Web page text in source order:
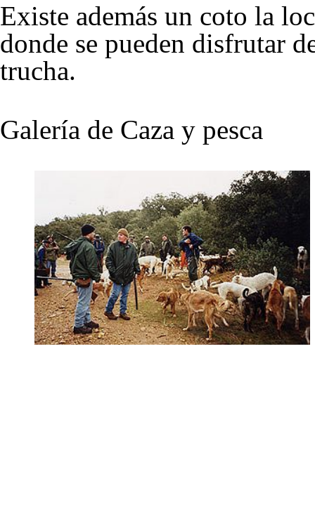
Existe además un coto la
donde se pueden disfrutar
trucha.
Galería de Caza y pesca